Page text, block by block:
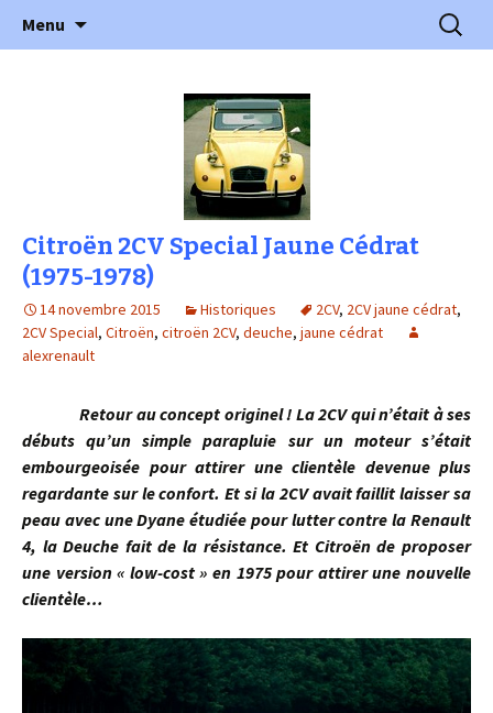
l'Automobile Ancienne
l'automobile ancienne : articles, historiques
…
Menu
Citroën 2CV Special Jaune Cédrat
(1975-1978)
14 novembre 2015 Historiques 2CV, 2CV jaune cédrat,
2CV Special, Citroën, citroën 2CV, deuche, jaune cédrat
alexrenault
Retour au concept originel ! La 2CV qui n’était à ses
débuts qu’un simple parapluie sur un moteur s’était
embourgeoisée pour attirer une clientèle devenue plus
regardante sur le confort. Et si la 2CV avait faillit laisser sa
peau avec une Dyane étudiée pour lutter contre la Renault
4, la Deuche fait de la résistance. Et Citroën de proposer
une version « low-cost » en 1975 pour attirer une nouvelle
clientèle…